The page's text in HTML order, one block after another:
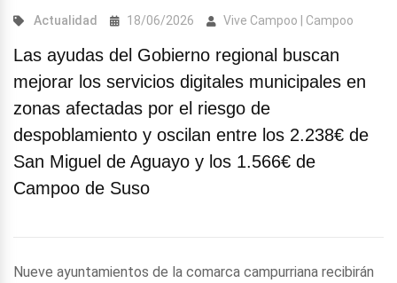
Actualidad 18/06/2026 Vive Campoo | Campoo
Las ayudas del Gobierno regional buscan
mejorar los servicios digitales municipales en
zonas afectadas por el riesgo de
despoblamiento y oscilan entre los 2.238€ de
San Miguel de Aguayo y los 1.566€ de
Campoo de Suso
Nueve ayuntamientos de la comarca campurriana recibirán